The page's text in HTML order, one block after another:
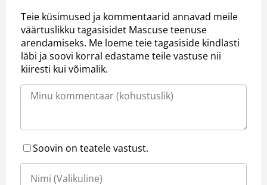
Teie küsimused ja kommentaarid annavad meile
väärtuslikku tagasisidet Mascuse teenuse
arendamiseks. Me loeme teie tagasiside kindlasti
läbi ja soovi korral edastame teile vastuse nii
kiiresti kui võimalik.
Soovin on teatele vastust.